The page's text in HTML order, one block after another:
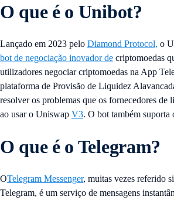
O que é o Unibot?
Lançado em 2023 pelo Diamond Protocol, o
bot de negociação inovador de criptomoedas
utilizadores negociar criptomoedas na App
plataforma de Provisão de Liquidez
resolver os problemas que os fornecedores de
ao usar o Uniswap V3. O bot também
O que é o Telegram?
OTelegram Messenger, muitas vezes referido
Telegram, é um serviço de mensagens